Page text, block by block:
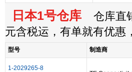
日本1号仓库 仓库直
元含税运，有单就有优惠
型号 制造商
1-2029265-8